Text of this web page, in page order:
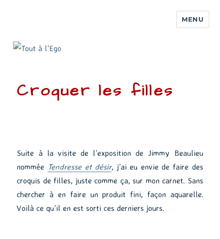
MENU
Croquer les filles
Suite à la visite de l’exposition de Jimmy Beaulieu
nommée Tendresse et désir, j’ai eu envie de faire des
croquis de filles, juste comme ça, sur mon carnet. Sans
chercher à en faire un produit fini, façon aquarelle.
Voilà ce qu’il en est sorti ces derniers jours.